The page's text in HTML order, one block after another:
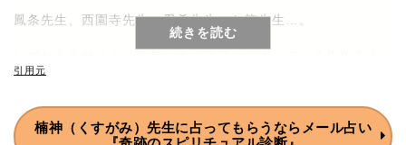
鳳条先生、西園寺先生、愛希先生、お龍先生…。
り、熱烈な推薦を経ての緊急在籍となりますので、是非とも
続きを読む
引用元
楠神（くすがみ）先生に占ってもらうならメール占い